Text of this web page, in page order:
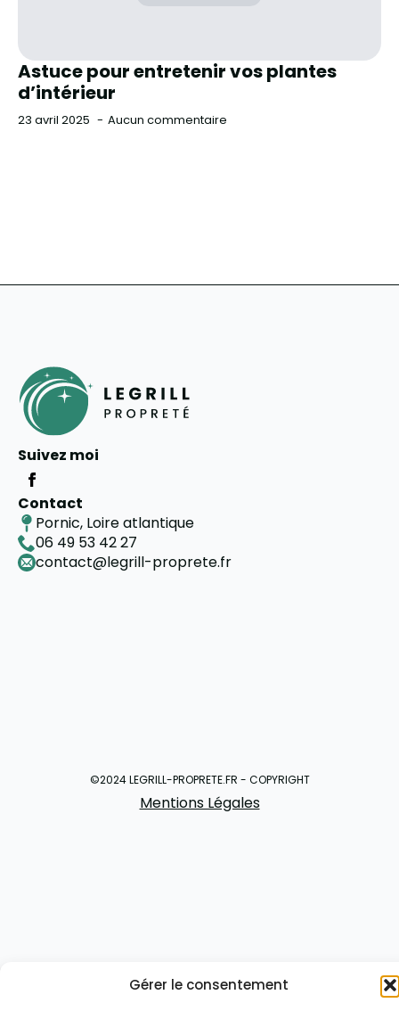
Gérer le consentement
Astuce pour entretenir vos plantes
d’intérieur
23 avril 2025 Aucun commentaire
Suivez moi
Contact
Pornic, Loire atlantique
06 49 53 42 27
contact@legrill-proprete.fr
©2024 LEGRILL-PROPRETE.FR - COPYRIGHT
Mentions Légales